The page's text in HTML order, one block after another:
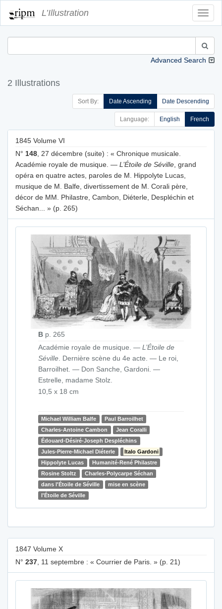
L’Illustration
Advanced Search
2 Illustrations
Sort By: Date Ascending Date Descending
Language: English French
1845 Volume VI
N° 148 , 27 décembre (suite) : « Chronique musicale.
Académie royale de musique. — L’Étoile de Séville , grand
opéra en quatre actes, paroles de M. Hippolyte Lucas,
musique de M. Balfe, divertissement de M. Corali père,
décor de MM. Philastre, Cambon, Diéterle, Despléchin et
Séchan... » (p. 265)
B p. 265
Académie royale de musique. — L’Étoile de
Séville . Dernière scène du 4e acte. — Le roi,
Barroilhet. — Don Sanche, Gardoni. —
Estrelle, madame Stolz.
10,5 x 18 cm
Michael William Balfe
Paul Barroilhet
Charles-Antoine Cambon
Jean Coralli
Édouard-Désiré-Joseph Despléchins
Jules-Pierre-Michael Diéterle
Italo Gardoni
Hippolyte Lucas
Humanité-René Philastre
Rosine Stoltz
Charles-Polycarpe Séchan
dans l'Étoile de Séville
mise en scène
l'Étoile de Séville
1847 Volume X
N° 237 , 11 septembre : « Courrier de Paris. » (p. 21)